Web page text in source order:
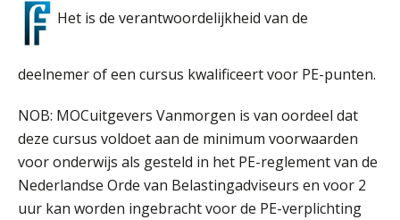
Het is de verantwoordelijkheid van de
deelnemer of een cursus kwalificeert voor PE-punten.
NOB: MOCuitgevers Vanmorgen is van oordeel dat
deze cursus voldoet aan de minimum voorwaarden
voor onderwijs als gesteld in het PE-reglement van de
Nederlandse Orde van Belastingadviseurs en voor 2
uur kan worden ingebracht voor de PE-verplichting